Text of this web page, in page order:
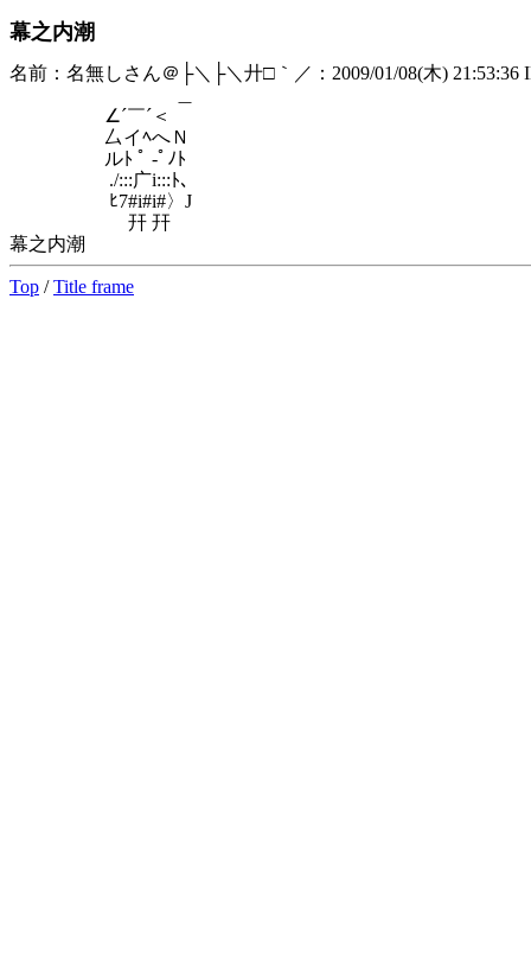
幕之内潮
名前：名無しさん＠├＼├＼廾□｀／：2009/01/08(木) 21:53:36
∠´￣´＜
厶イﾍへＮ
ルﾄ ﾟ -ﾟﾉﾄ
./:::广i:::ﾄ､
ﾋ7#i#i#〉J
幵 幵
幕之内潮
Top /Title frame